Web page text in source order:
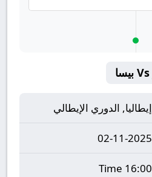
إيطاليا, الدوري الإيطالي
02-11-2025
16:00 Time